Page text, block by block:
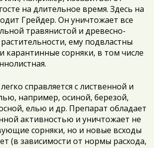
на длительное время. Здесь на
Грейдер. Он уничтожает все
травянистой и древесно-
ему подвластны
карантинные сорняки, в том числе
справляется с лиственной и
например, осиной, березой,
елью и др. Препарат обладает
активностью и уничтожает не
сорняки, но и новые всходы
(в зависимости от нормы расхода,